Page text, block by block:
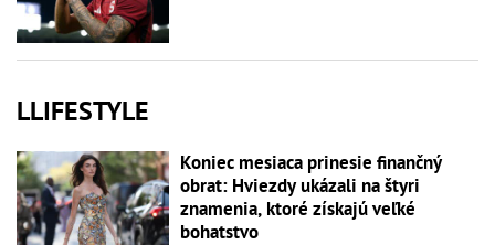
LLIFESTYLE
Koniec mesiaca prinesie finančný
obrat: Hviezdy ukázali na štyri
znamenia, ktoré získajú veľké
bohatstvo